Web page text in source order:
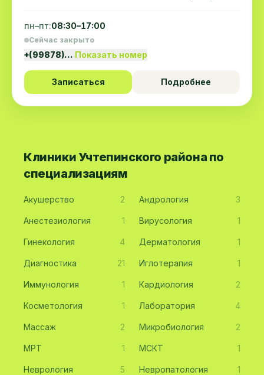
пн–пт:08:30–17:00
Сейчас закрыто
+(99878)… Показать номер
Записаться Подробнее
Клиники Учтепинского района по
специализациям
Акушерство 2 Андрология 3
Анестезиология 1 Вирусология 1
Гинекология 4 Дерматология 1
Диагностика 21 Иглотерапия 1
Иммунология 1 Кардиология 2
Косметология 1 Лаборатория 4
Массаж 2 Микробиология 2
МРТ 1 МСКТ 1
Неврология 5 Невропатология 1